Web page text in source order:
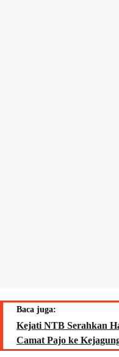
Baca juga:
Kejati NTB Serahkan
Camat Pajo ke